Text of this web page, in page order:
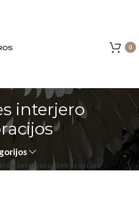
0
interjero
interjero dekoracijos